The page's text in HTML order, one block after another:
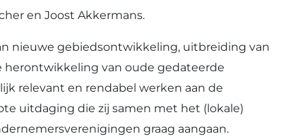
en Joost Akkermans.
nieuwe gebiedsontwikkeling, uitbreiding van
van oude gedateerde
relevant en rendabel werken aan de
uitdaging die zij samen met het (lokale)
graag aangaan.